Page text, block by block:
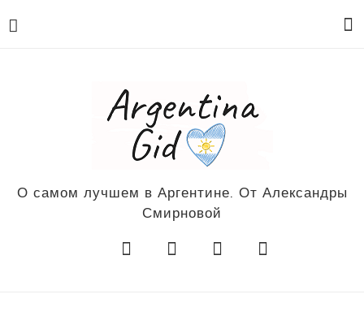
О самом лучшем в Аргентине. От Александры
Смирновой